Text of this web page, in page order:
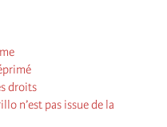
droits
n’est pas issue de la